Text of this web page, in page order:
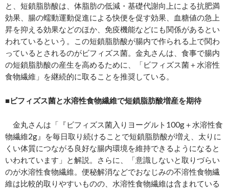
と、短鎖脂肪酸は、体脂肪の低減・基礎代謝向上による抗肥満
効果、腸の蠕動運動促進による快便を促す効果、血糖値の急上
昇を抑える効果などのほか、免疫機能などにも関係があるとい
われているという。この短鎖脂肪酸が腸内で作られる上で関わ
っているとされるのがビフィズス菌。金丸さんは、食事で腸内
の短鎖脂肪酸の産生を高めるために、「ビフィズス菌＋水溶性
食物繊維」を継続的に取ることを推奨している。
■ビフィズス菌と水溶性食物繊維で短鎖脂肪酸増産を期待
金丸さんは「『ビフィズス菌入りヨーグルト100g＋水溶性食
物繊維2g』を毎日取り続けることで短鎖脂肪酸が増え、太りに
くい体質につながる良好な腸内環境を維持できるようになると
いわれています」と解説。さらに、「意識しないと取りづらい
のが水溶性食物繊維。便秘解消などでおなじみの不溶性食物繊
維は比較的取りやすいものの、水溶性食物繊維は含まれている